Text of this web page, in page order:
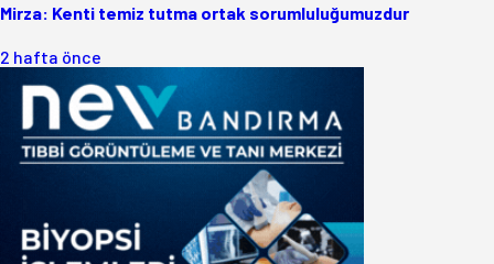
Mirza: Kenti temiz tutma ortak sorumluluğumuzdur
2 hafta önce